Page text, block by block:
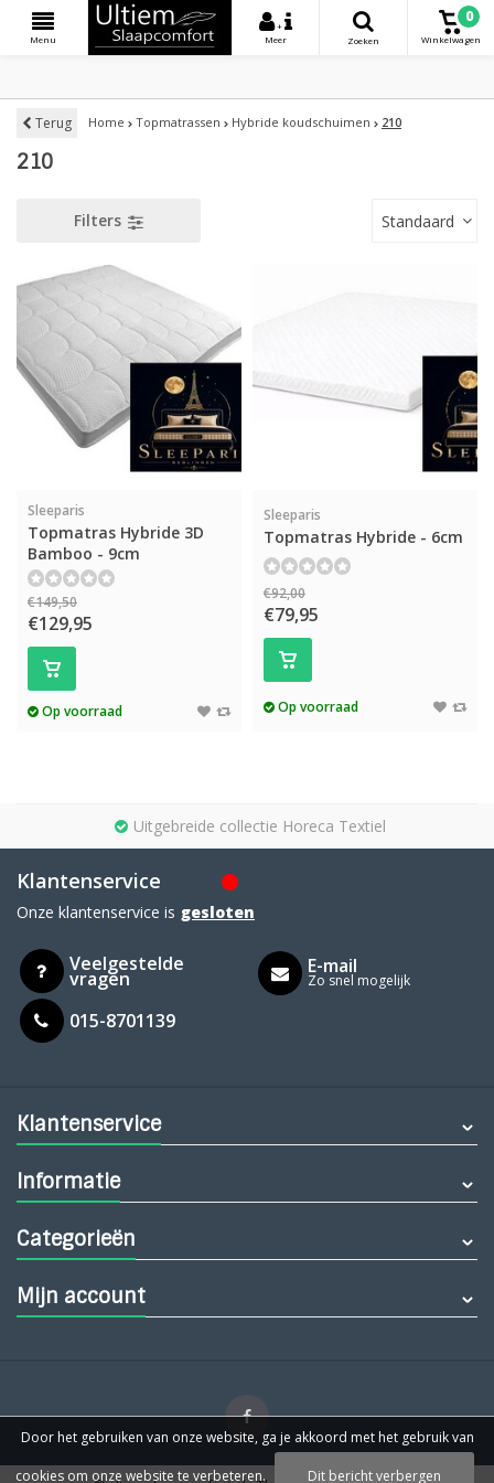
Menu
+
Meer
Zoeken
0
Winkelwagen
Terug Home Topmatrassen Hybride koudschuimen 210
210
Filters Standaard
Sleeparis
Topmatras Hybride 3D
Bamboo - 9cm
€149,50
€129,95
Op voorraad
Sleeparis
Topmatras Hybride - 6cm
€92,00
€79,95
Op voorraad
Uitgebreide collectie Horeca Textiel
Klantenservice
Onze klantenservice is gesloten
Veelgestelde
vragen
015-8701139
E-mail
Zo snel mogelijk
Klantenservice
Informatie
Categorieën
Mijn account
Door het gebruiken van onze website, ga je akkoord met het gebruik van
cookies om onze website te verbeteren. Dit bericht verbergen